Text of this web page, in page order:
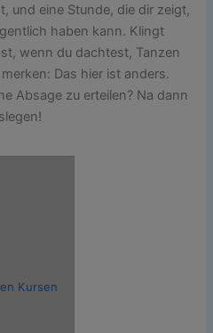
und eine Stunde, die dir zeigt,
haben kann. Klingt
wenn du dachtest, Tanzen
Das hier ist anders.
Absage zu erteilen? Na dann
Kursen